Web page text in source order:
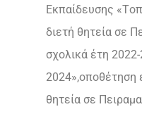
Εκπαίδευσης
διετή θητεία σε
σχολικά έτη
2024»,οποθέτηση
θητεία σε